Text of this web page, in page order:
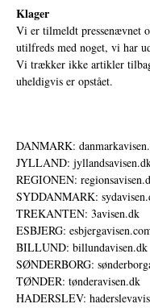
Klager
Vi er tilmeldt pressenævnet
utilfreds med noget, vi har
Vi trækker ikke artikler
uheldigvis er opstået.
DANMARK:
JYLLAND:
REGIONEN:
SYDDANMARK:
TREKANTEN: 3avisen.dk
ESBJERG:
BILLUND: billundavisen.dk
SØNDERBORG:
TØNDER: tønderavisen.dk
HADERSLEV: